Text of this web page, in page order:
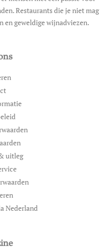
Restaurants die je niet mag
en geweldige wijnadviezen.
uitleg
Nederland